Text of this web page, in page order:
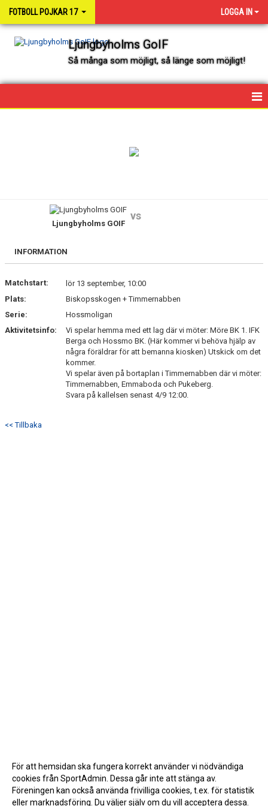
FOTBOLL POJKAR 17 LOGGA IN
Ljungbyholms GoIF
Så många som möjligt, så länge som möjligt!
Ljungbyholms GOIF
vs
INFORMATION
Matchstart:
lör 13 september, 10:00
Plats:
Biskopsskogen + Timmernabben
Serie:
Hossmoligan
Aktivitetsinfo:
Vi spelar hemma med ett lag där vi möter: Möre BK 1. IFK
Berga och Hossmo BK. (Här kommer vi behöva hjälp av
några föräldrar för att bemanna kiosken) Utskick om det
kommer.
Vi spelar även på bortaplan i Timmernabben där vi möter:
Timmernabben, Emmaboda och Pukeberg.
Svara på kallelsen senast 4/9 12:00.
<< Tillbaka
För att hemsidan ska fungera korrekt använder vi nödvändiga
cookies från SportAdmin. Dessa går inte att stänga av.
Föreningen kan också använda frivilliga cookies, t.ex. för statistik
eller marknadsföring. Du väljer själv om du vill acceptera dessa.